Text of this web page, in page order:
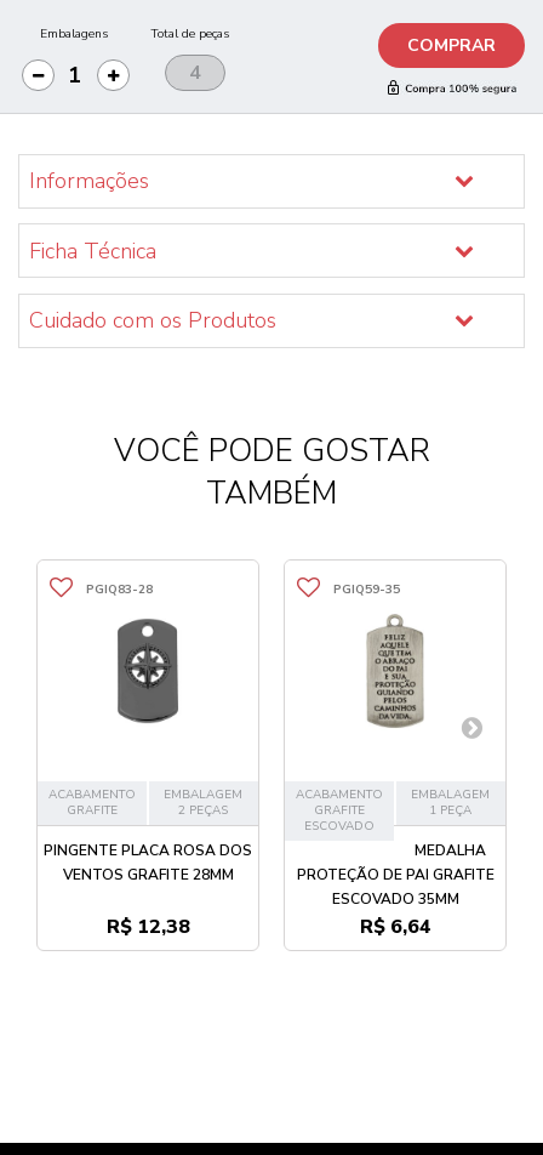
Embalagens Total de peças COMPRAR
Informações
Ficha Técnica
Cuidado com os Produtos
VOCÊ PODE GOSTAR
TAMBÉM
PGIQ83-28
ACABAMENTO
GRAFITE
EMBALAGEM
2 PEÇAS
PINGENTE PLACA ROSA DOS
VENTOS GRAFITE 28MM
R$ 12,38
PGIQ59-35
ACABAMENTO
GRAFITE
ESCOVADO
EMBALAGEM
1 PEÇA
MEDALHA
PROTEÇÃO DE PAI GRAFITE
ESCOVADO 35MM
R$ 6,64